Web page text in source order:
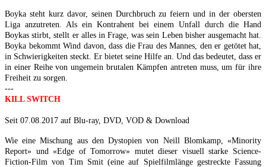
Boyka steht kurz davor, seinen Durchbruch zu feiern und in der obersten
Liga anzutreten. Als ein Kontrahent bei einem Unfall durch die Hand
Boykas stirbt, stellt er alles in Frage, was sein Leben bisher ausgemacht hat.
Boyka bekommt Wind davon, dass die Frau des Mannes, den er getötet hat,
in Schwierigkeiten steckt. Er bietet seine Hilfe an. Und das bedeutet, dass er
in einer Reihe von ungemein brutalen Kämpfen antreten muss, um für ihre
Freiheit zu sorgen.
---
KILL SWITCH
Seit 07.08.2017 auf Blu-ray, DVD, VOD & Download
Wie eine Mischung aus den Dystopien von Neill Blomkamp, «Minority
Report» und «Edge of Tomorrow» mutet dieser visuell starke Science-
Fiction-Film von Tim Smit (eine auf Spielfilmlänge gestreckte Fassung